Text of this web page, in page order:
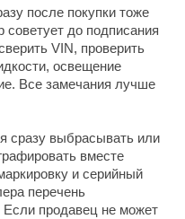
после покупки тоже
советует до подписания
VIN, проверить
освещение
Все замечания лучше
сразу выбрасывать или
вместе
и серийный
перечень
Если продавец не может